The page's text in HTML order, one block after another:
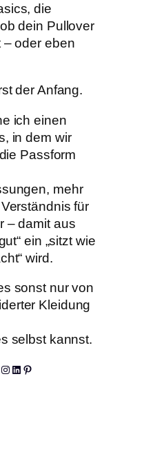
die
dein Pullover
– oder eben
der Anfang.
ich einen
in dem wir
Passform
mehr
für
– damit aus
ein „sitzt wie
wird.
sonst nur von
Kleidung
selbst kannst.
Instagram
LinkedIn
Pinterest